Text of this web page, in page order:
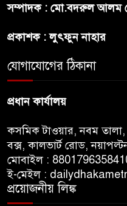
সম্পাদক : মো.বদরুল আলম
প্রকাশক : লুৎফুন নাহার
যোগাযোগের ঠিকানা
প্রধান কার্যালয়
কসমিক টাওয়ার, নবম
বক্স, কালভার্ট রোড,
মোবাইল :
ই-মেইল :
প্রয়োজনীয় লিঙ্ক